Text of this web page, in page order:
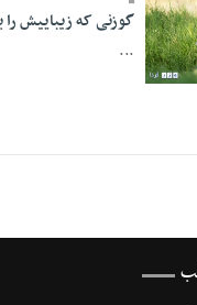
17
گوزنی که زیباییش
...